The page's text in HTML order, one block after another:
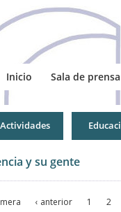
Inicio Sala de prensa
Actividades
y su gente
‹ anterior 1 2